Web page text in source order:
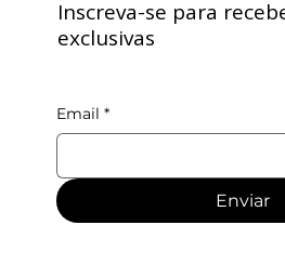
Inscreva-se para
exclusivas
Email *
Enviar